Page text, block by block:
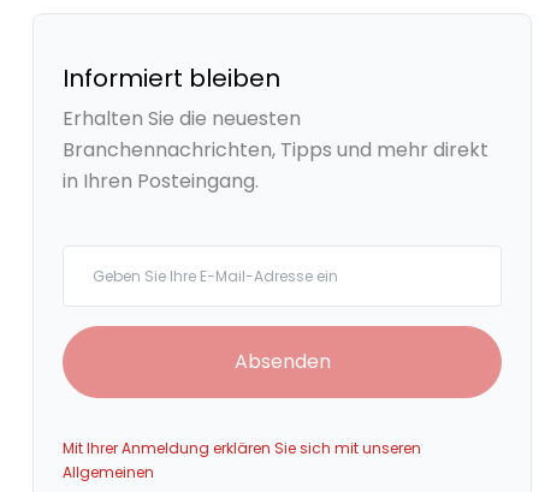
Informiert bleiben
Erhalten Sie die neuesten
Branchennachrichten, Tipps und mehr direkt
in Ihren Posteingang.
Absenden
Mit Ihrer Anmeldung erklären Sie sich mit unseren
Allgemeinen